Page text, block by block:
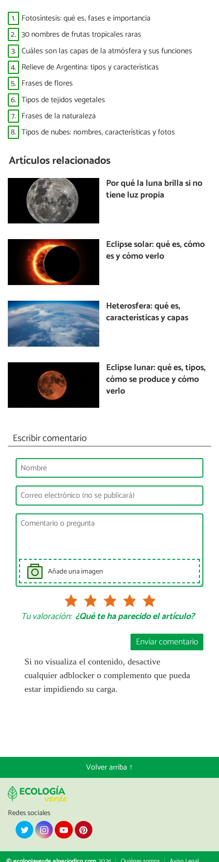
1. Fotosíntesis: qué es, fases e importancia
2. 30 nombres de frutas tropicales raras
3. Cuáles son las capas de la atmósfera y sus funciones
4. Relieve de Argentina: tipos y características
5. Frases de flores
6. Tipos de tejidos vegetales
7. Frases de la naturaleza
8. Tipos de nubes: nombres, características y fotos
Artículos relacionados
Por qué la luna brilla si no
tiene luz propia
Eclipse solar: qué es, cómo
es y cómo verlo
Heterosfera: qué es,
características y capas
Eclipse lunar: qué es, tipos,
cómo se produce y cómo
verlo
Escribir comentario
Añade una imagen
Tu valoración: ¿Qué te ha parecido el artículo?
Enviar comentario
Si no visualiza el contenido, desactive
cualquier adblocker o complemento que pueda
estar impidiendo su carga.
Volver arriba ↑
Redes sociales